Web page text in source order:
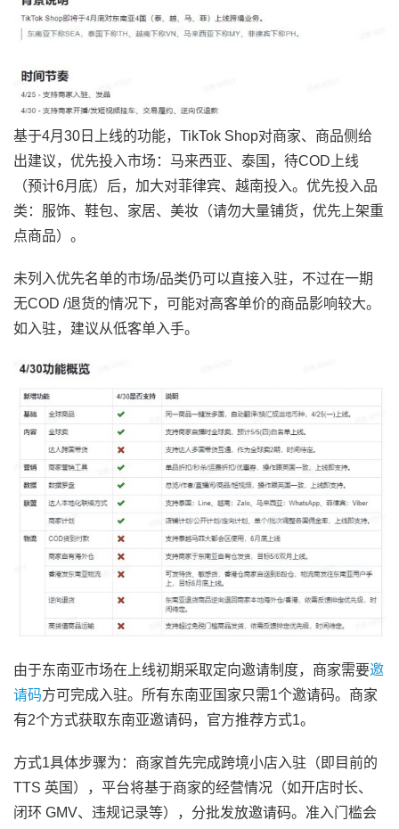
基于4月30日上线的功能，TikTok Shop对商家、商品侧给
出建议，优先投入市场：马来西亚、泰国，待COD上线
（预计6月底）后，加大对菲律宾、越南投入。优先投入品
类：服饰、鞋包、家居、美妆（请勿大量铺货，优先上架重
点商品）。
未列入优先名单的市场/品类仍可以直接入驻，不过在一期
无COD /退货的情况下，可能对高客单价的商品影响较大。
如入驻，建议从低客单入手。
由于东南亚市场在上线初期采取定向邀请制度，商家需要邀
请码方可完成入驻。所有东南亚国家只需1个邀请码。商家
有2个方式获取东南亚邀请码，官方推荐方式1。
方式1具体步骤为：商家首先完成跨境小店入驻（即目前的
TTS 英国），平台将基于商家的经营情况（如开店时长、
闭环 GMV、违规记录等），分批发放邀请码。准入门槛会